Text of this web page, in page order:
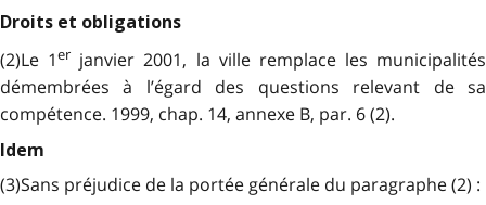
Droits et obligations
(2)Le 1er janvier 2001, la ville remplace les municipalités
démembrées à l’égard des questions relevant de sa
compétence. 1999, chap. 14, annexe B, par. 6 (2).
Idem
(3)Sans préjudice de la portée générale du paragraphe (2) :